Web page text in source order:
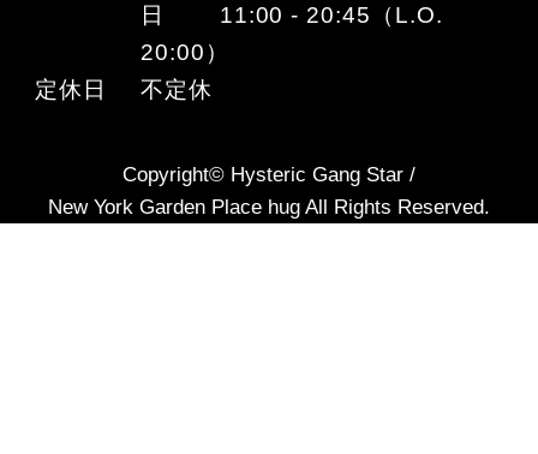
日 11:00 - 20:45（L.O.
20:00）
定休日
不定休
Copyright© Hysteric Gang Star /
New York Garden Place hug All Rights Reserved.